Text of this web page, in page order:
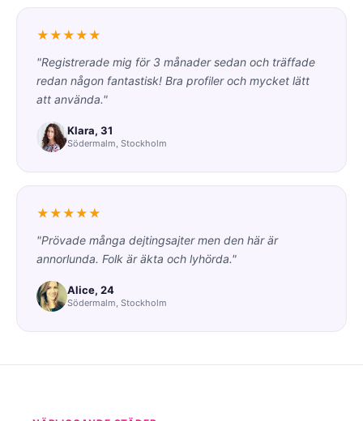
★★★★★
"Registrerade mig för 3 månader sedan och träffade
redan någon fantastisk! Bra profiler och mycket lätt
att använda."
Klara, 31
Södermalm, Stockholm
★★★★★
"Prövade många dejtingsajter men den här är
annorlunda. Folk är äkta och lyhörda."
Alice, 24
Södermalm, Stockholm